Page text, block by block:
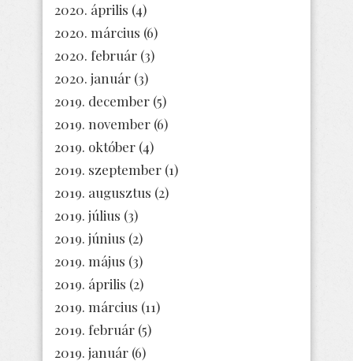
2020. április (4)
2020. március (6)
2020. február (3)
2020. január (3)
2019. december (5)
2019. november (6)
2019. október (4)
2019. szeptember (1)
2019. augusztus (2)
2019. július (3)
2019. június (2)
2019. május (3)
2019. április (2)
2019. március (11)
2019. február (5)
2019. január (6)